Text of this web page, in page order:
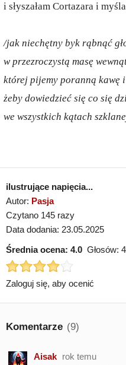
i słyszałam Cortazara i
/jak niechętny byk rąbnąć
w przezroczystą masę
której pijemy poranną kawę
żeby dowiedzieć się co się
we wszystkich kątach
ilustrujące napięcia...
Autor: Pasja
Czytano 145 razy
Data dodania: 23.05.2025
Średnia ocena: 4.0 Głosów: 4
Zaloguj się, aby ocenić
Komentarze (9)
Aisak rok temu